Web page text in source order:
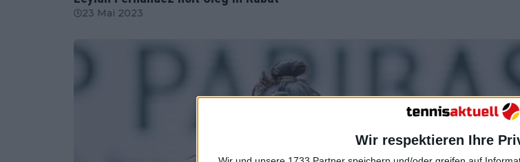
Wir respektieren Ihre
23 Mai 2023